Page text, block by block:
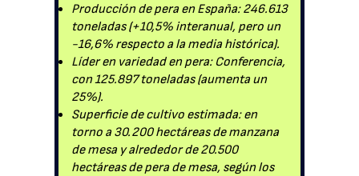
Producción de pera en España: 246.613
toneladas (+10,5% interanual, pero un
-16,6% respecto a la media histórica).
Líder en variedad en pera: Conferencia,
con 125.897 toneladas (aumenta un
25%).
Superficie de cultivo estimada: en
torno a 30.200 hectáreas de manzana
de mesa y alrededor de 20.500
hectáreas de pera de mesa, según los